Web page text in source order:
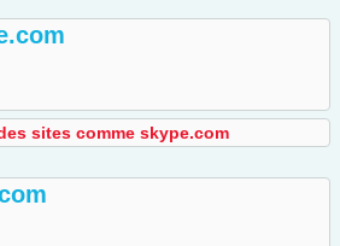
sites comme skype.com